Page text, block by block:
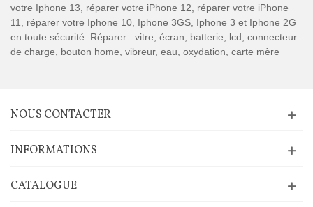
votre Iphone 13, réparer votre iPhone 12, réparer votre iPhone
11, réparer votre Iphone 10, Iphone 3GS, Iphone 3 et Iphone 2G
en toute sécurité. Réparer : vitre, écran, batterie, lcd, connecteur
de charge, bouton home, vibreur, eau, oxydation, carte mère
NOUS CONTACTER
INFORMATIONS
CATALOGUE